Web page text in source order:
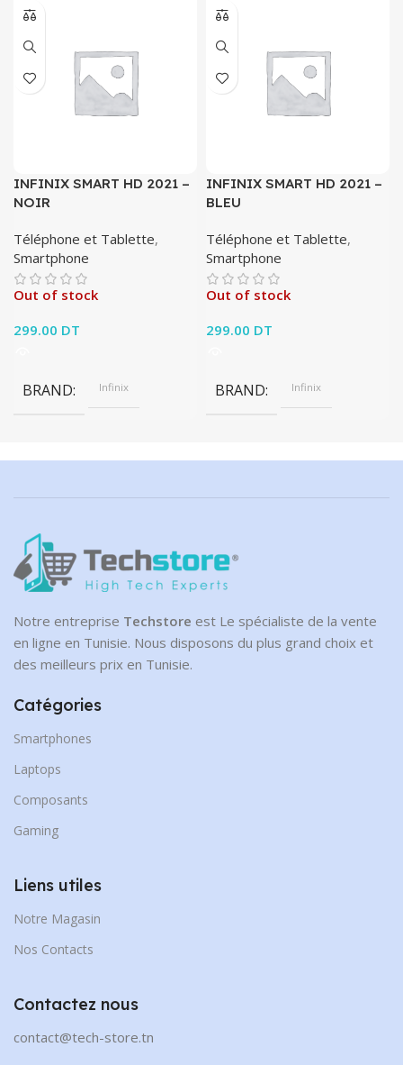
INFINIX SMART HD 2021 –
NOIR
Téléphone et Tablette,
Smartphone
Out of stock
299.00 DT
BRAND Infinix
INFINIX SMART HD 2021 –
BLEU
Téléphone et Tablette,
Smartphone
Out of stock
299.00 DT
BRAND Infinix
Notre entreprise Techstore est Le spécialiste de la vente
en ligne en Tunisie. Nous disposons du plus grand choix et
des meilleurs prix en Tunisie.
Catégories
Smartphones
Laptops
Composants
Gaming
Liens utiles
Notre Magasin
Nos Contacts
Contactez nous
contact@tech-store.tn